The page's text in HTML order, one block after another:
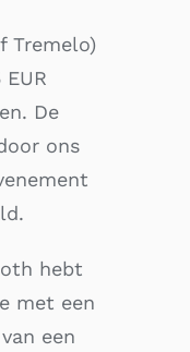
Tremelo)
De
ons
hebt
met een
een